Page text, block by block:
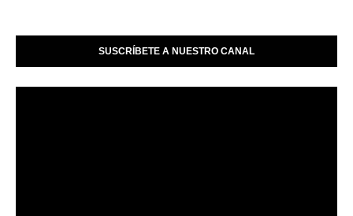
SUSCRÍBETE A NUESTRO CANAL